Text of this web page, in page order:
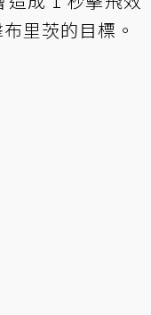
里茨的目標。